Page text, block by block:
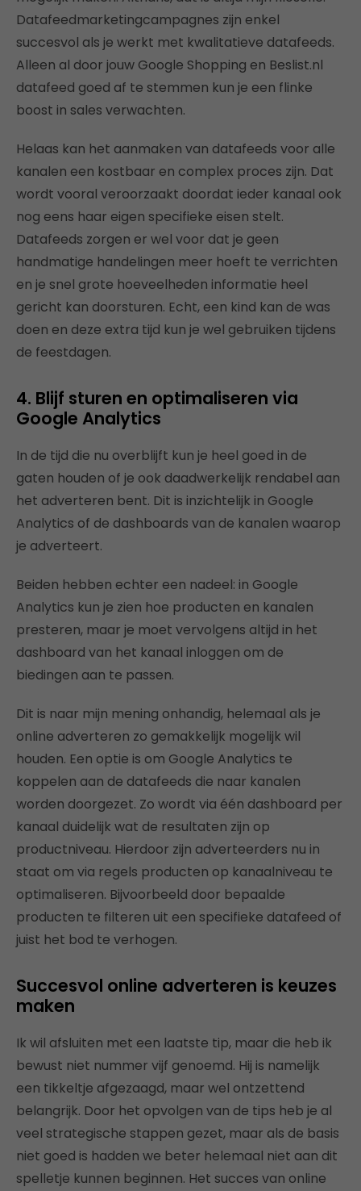
Datafeedmarketingcampagnes zijn enkel
succesvol als je werkt met kwalitatieve datafeeds.
Alleen al door jouw Google Shopping en Beslist.nl
datafeed goed af te stemmen kun je een flinke
boost in sales verwachten.
Helaas kan het aanmaken van datafeeds voor alle
kanalen een kostbaar en complex proces zijn. Dat
wordt vooral veroorzaakt doordat ieder kanaal ook
nog eens haar eigen specifieke eisen stelt.
Datafeeds zorgen er wel voor dat je geen
handmatige handelingen meer hoeft te verrichten
en je snel grote hoeveelheden informatie heel
gericht kan doorsturen. Echt, een kind kan de was
doen en deze extra tijd kun je wel gebruiken tijdens
de feestdagen.
4. Blijf sturen en optimaliseren via
Google Analytics
In de tijd die nu overblijft kun je heel goed in de
gaten houden of je ook daadwerkelijk rendabel aan
het adverteren bent. Dit is inzichtelijk in Google
Analytics of de dashboards van de kanalen waarop
je adverteert.
Beiden hebben echter een nadeel: in Google
Analytics kun je zien hoe producten en kanalen
presteren, maar je moet vervolgens altijd in het
dashboard van het kanaal inloggen om de
biedingen aan te passen.
Dit is naar mijn mening onhandig, helemaal als je
online adverteren zo gemakkelijk mogelijk wil
houden. Een optie is om Google Analytics te
koppelen aan de datafeeds die naar kanalen
worden doorgezet. Zo wordt via één dashboard per
kanaal duidelijk wat de resultaten zijn op
productniveau. Hierdoor zijn adverteerders nu in
staat om via regels producten op kanaalniveau te
optimaliseren. Bijvoorbeeld door bepaalde
producten te filteren uit een specifieke datafeed of
juist het bod te verhogen.
Succesvol online adverteren is keuzes
maken
Ik wil afsluiten met een laatste tip, maar die heb ik
bewust niet nummer vijf genoemd. Hij is namelijk
een tikkeltje afgezaagd, maar wel ontzettend
belangrijk. Door het opvolgen van de tips heb je al
veel strategische stappen gezet, maar als de basis
niet goed is hadden we beter helemaal niet aan dit
spelletje kunnen beginnen. Het succes van online